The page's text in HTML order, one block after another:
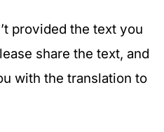
provided the text you
share the text, and
with the translation to